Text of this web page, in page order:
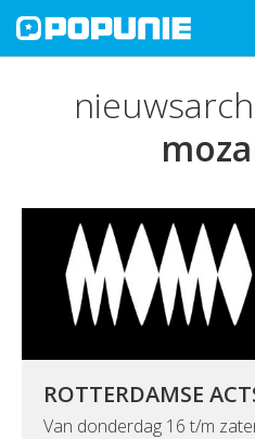
ROTTERDAMSE
Van donderdag 16 t/m